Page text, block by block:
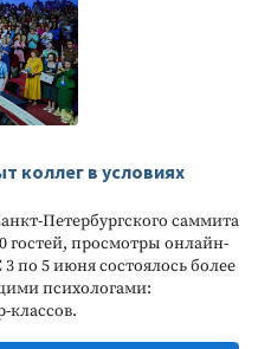
коллег в условиях
Петербургского саммита
гостей, просмотры онлайн-
по 5 июня состоялось более
психологами:
классов.